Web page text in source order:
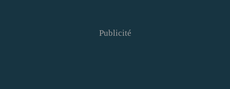
Publicité